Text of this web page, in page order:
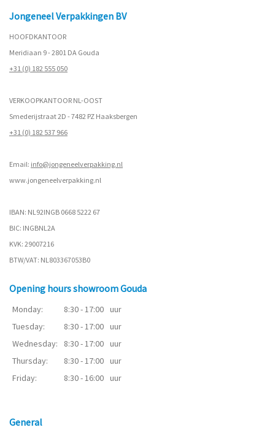
Jongeneel Verpakkingen BV
HOOFDKANTOOR
Meridiaan 9 - 2801 DA Gouda
+31 (0) 182 555 050
VERKOOPKANTOOR NL-OOST
Smederijstraat 2D - 7482 PZ Haaksbergen
+31 (0) 182 537 966
Email: info@jongeneelverpakking.nl
www.jongeneelverpakking.nl
IBAN: NL92INGB 0668 5222 67
BIC: INGBNL2A
KVK: 29007216
BTW/VAT: NL803367053B0
Opening hours showroom Gouda
Monday: 8:30 - 17:00 uur
Tuesday:
8:30 - 17:00 uur
Wednesday:
8:30 - 17:00 uur
Thursday:
8:30 - 17:00 uur
Friday:
8:30 - 16:00 uur
General